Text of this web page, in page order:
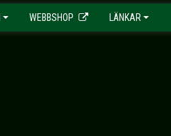
WEBBSHOP LÄNKAR